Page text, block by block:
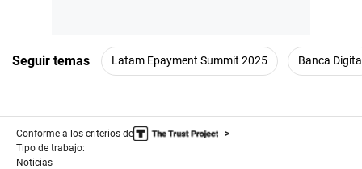
Seguir temas Latam Epayment Summit 2025 Banca
Conforme a los criterios de
Tipo de trabajo:
Noticias